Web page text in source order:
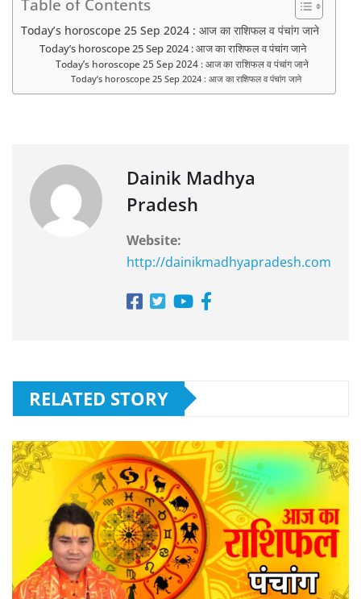
Today’s horoscope 25 Sep 2024 : आज का राशिफल व पंचांग जाने
Today’s horoscope 25 Sep 2024 : आज का राशिफल व पंचांग जाने
Today’s horoscope 25 Sep 2024 : आज का राशिफल व पंचांग जाने
Today’s horoscope 25 Sep 2024 : आज का राशिफल व पंचांग जाने
Dainik Madhya
Pradesh
Website:
http://dainikmadhyapradesh.com
RELATED STORY